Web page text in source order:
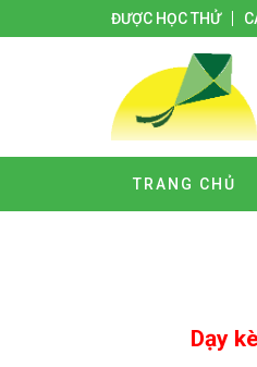
ĐƯỢC HỌC THỬ
TRANG CHỦ
Dạy